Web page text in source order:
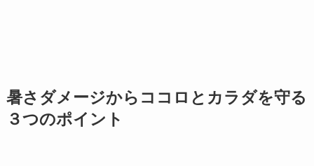
暑さダメージからココロとカラダを守る
３つのポイント